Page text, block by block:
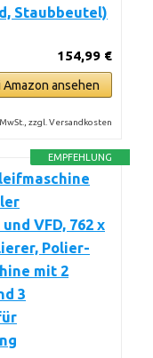
Staubbeutel)
154,99 €
Amazon ansehen
zzgl. Versandkosten
EMPFEHLUNG
VFD, 762 x
Polier-
mit 2
3